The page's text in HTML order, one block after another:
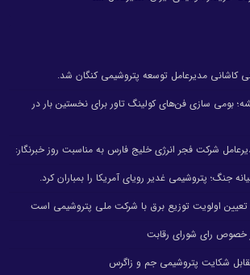
کاشانی مدیرعامل توسعه پتروشیمی کنگان شد.
بومی سازی فن‌های کولینگ تاور برای نخستین بار در
شرکت فجر انرژی خلیج فارس به مناسبت روز خبرنگار:
جنگ؛ پتروشیمی غدیر رویای آمریکا را بمباران کرد.
اولویت توزیع برق با شرکت ملی پتروشیمی است
خصوص رای شورای رقابت
شکایت پتروشیمی جم و زاگرس